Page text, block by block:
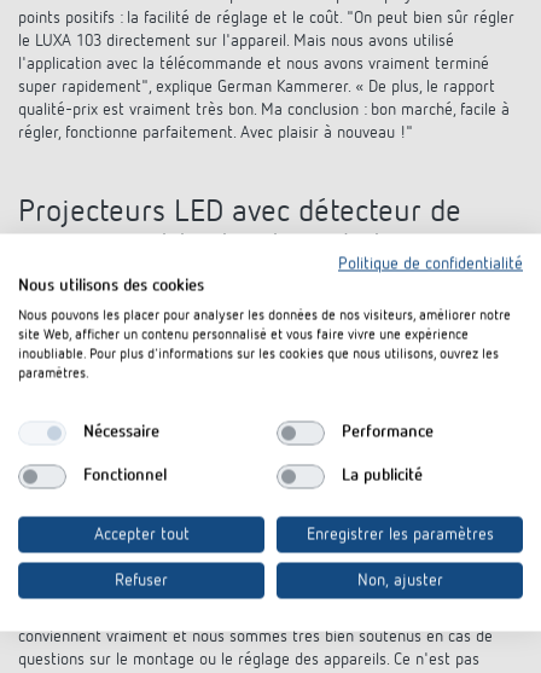
points positifs : la facilité de réglage et le coût. "On peut bien sûr régler
le LUXA 103 directement sur l'appareil. Mais nous avons utilisé
l'application avec la télécommande et nous avons vraiment terminé
super rapidement", explique German Kammerer. « De plus, le rapport
qualité-prix est vraiment très bon. Ma conclusion : bon marché, facile à
régler, fonctionne parfaitement. Avec plaisir à nouveau !"
Projecteurs LED avec détecteur de
theLeda D avec détecteur de mouvement sont également utilisés à
l'extérieur. Ces appareils visuellement attrayants, dotés d'un boîtier en
aluminium et d'une sortie de lumière vers l'avant, assurent la
Un support convaincant
Et pourquoi Elektro Schuler fait-il confiance à Theben depuis de
nombreuses années ? C'est clair pour German Kammerer : "En plus des
produits de haute qualité, Theben offre une assistance formidable dans
conviennent vraiment et nous sommes très bien soutenus en cas de
questions sur le montage ou le réglage des appareils. Ce n'est pas
Politique de confidentialité
Nous utilisons des cookies
Nous pouvons les placer pour analyser les données de nos visiteurs, améliorer notre
site Web, afficher un contenu personnalisé et vous faire vivre une expérience
inoubliable. Pour plus d'informations sur les cookies que nous utilisons, ouvrez les
paramètres.
Nécessaire Performance
Fonctionnel La publicité
Accepter tout Enregistrer les paramètres
Refuser Non, ajuster